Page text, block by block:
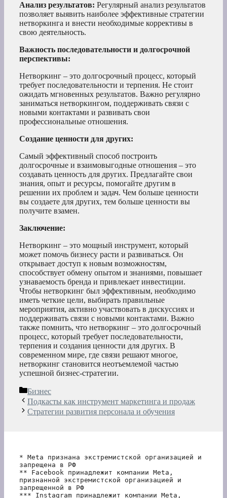
Анализ результатов: Регулярный анализ результатов
позволяет выявить наиболее эффективные стратегии
нетворкинга и внести необходимые коррективы в
свою деятельность.
Важность последовательности и долгосрочной
перспективы:
Нетворкинг – это долгосрочный процесс, который
требует последовательности и терпения. Не стоит
ожидать мгновенных результатов. Важно регулярно
заниматься нетворкингом, поддерживать связи с
новыми контактами и развивать свои
профессиональные отношения.
Создание ценности для других:
Самый эффективный способ построить
долгосрочные и взаимовыгодные отношения – это
создавать ценность для других. Предлагайте свои
знания, опыт и ресурсы, помогайте другим в
решении их проблем и задач. Чем больше ценности
вы создаете для других, тем больше ценности вы
получите взамен.
Заключение:
Нетворкинг – это мощный инструмент, который
может помочь бизнесу расти и развиваться. Он
открывает доступ к новым возможностям,
способствует обмену опытом и знаниями, повышает
узнаваемость бренда и привлекает инвестиции.
Чтобы нетворкинг был эффективным, необходимо
иметь четкие цели, выбирать правильные
мероприятия, активно участвовать в дискуссиях и
поддерживать связи с новыми контактами. Важно
также помнить, что нетворкинг – это долгосрочный
процесс, который требует последовательности,
терпения и создания ценности для других. В
современном мире, где связи решают многое,
нетворкинг становится неотъемлемой частью
успешной бизнес-стратегии.
Рубрики
Бизнес
Подкасты как инструмент маркетинга и продаж
Стратегии развития персонала и обучения
* Meta признана экстремистской организацией и
запрещена в РФ
** Facebook принадлежит компании Meta,
признанной экстремистской организацией и
запрещенной в РФ
*** Instagram принадлежит компании Meta,